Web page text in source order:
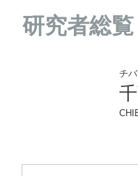
研究者総覧
チ